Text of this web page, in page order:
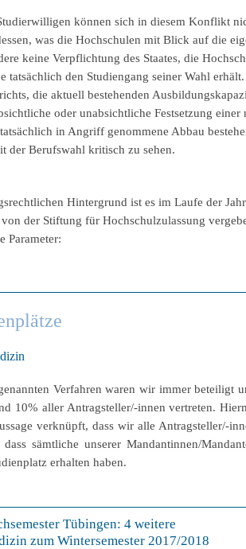
können sich in diesem Konflikt
was die Hochschulen mit Blick auf die
keine Verpflichtung des Staates, die
tatsächlich den Studiengang seiner Wahl
die aktuell bestehenden
oder unabsichtliche Festsetzung
in Angriff genommene Abbau
der Berufswahl kritisch zu sehen.
Hintergrund ist es im Laufe der
der Stiftung für Hochschulzulassung
Parameter:
Verfahren waren wir immer beteiligt
10% aller Antragsteller/-innen vertreten.
verknüpft, dass wir alle Antragsteller/-
sämtliche unserer Mandantinnen/
erhalten haben.
Tübingen: 4 weitere
zum Wintersemester 2017/2018